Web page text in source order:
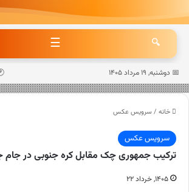
🔍
☰
📅 دوشنبه, ۱۹ مرداد ۱۴۰۵
خانه / سرویس عکس
سرویس عکس
ترکیب جمهوری چک مقابل کره جنوبی در جام
۱۴۰۵, خرداد ۲۲